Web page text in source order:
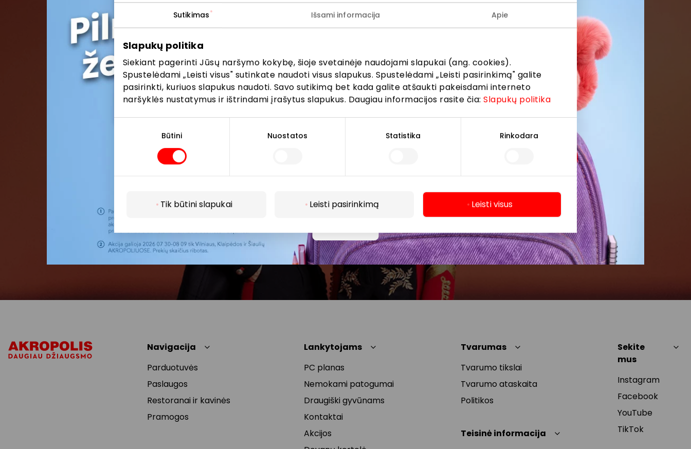
Sutikimas Išsami informacija Apie
Slapukų politika
Siekiant pagerinti Jūsų naršymo kokybę, šioje svetainėje naudojami slapukai (ang. cookies).
Spustelėdami „Leisti visus" sutinkate naudoti visus slapukus. Spustelėdami „Leisti pasirinkimą" galite
pasirinkti, kuriuos slapukus naudoti. Savo sutikimą bet kada galite atšaukti pakeisdami interneto
naršyklės nustatymus ir ištrindami įrašytus slapukus. Daugiau informacijos rasite čia:Slapukų politika
Būtini Nuostatos Statistika Rinkodara
Tik būtini slapukai Leisti pasirinkimą Leisti visus
Prisijunkite prie mūsų bendruomenės
Pirmieji sužinokite apie geriausius pasiūlymus, renginius ir naujausią informaciją iš
AKROPOLIS prekybos centro.
Spustelėdamas „Prenumeruoti“ sutinki gauti PPC
AKROPOLIS naujienas. Dėl to AKROPOLIS GROUP,
UAB Tavo el. pašto duomenis tvarkys naujienlaiškių
siuntimo tikslu. Sutikimą galėsi bet kuriuo metu
naujienlaiškyje arba kreipiantis
privatumas@akropolis.lt.
Navigacija
Parduotuvės
Paslaugos
Restoranai ir kavinės
Pramogos
Lankytojams
PC planas
Nemokami patogumai
Draugiški gyvūnams
Kontaktai
Akcijos
Tvarumas
Tvarumo tikslai
Tvarumo ataskaita
Politikos
Teisinė informacija
Sekite
mus
Instagram
Facebook
YouTube
TikTok